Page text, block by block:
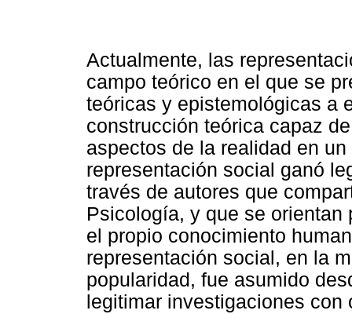
Actualmente, las
campo teórico en el que se
teóricas y epistemológicas a
construcción teórica capaz
aspectos de la realidad en
representación social ganó
través de autores que
Psicología, y que se orientan
el propio conocimiento
representación social, en la
popularidad, fue asumido
legitimar investigaciones